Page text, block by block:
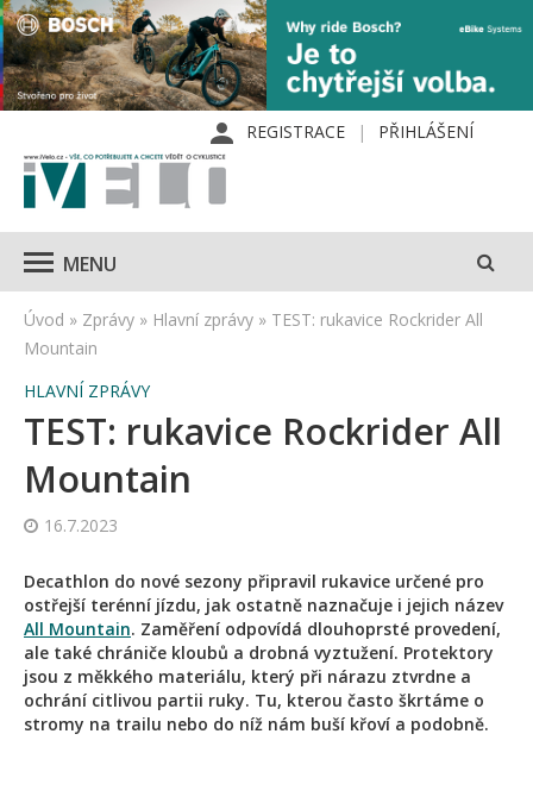
REGISTRACE PŘIHLÁŠENÍ
MENU
Úvod » Zprávy » Hlavní zprávy » TEST: rukavice Rockrider All
Mountain
HLAVNÍ ZPRÁVY
TEST: rukavice Rockrider All
Mountain
16.7.2023
Decathlon do nové sezony připravil rukavice určené pro
ostřejší terénní jízdu, jak ostatně naznačuje i jejich název
All Mountain. Zaměření odpovídá dlouhoprsté provedení,
ale také chrániče kloubů a drobná vyztužení. Protektory
jsou z měkkého materiálu, který při nárazu ztvrdne a
ochrání citlivou partii ruky. Tu, kterou často škrtáme o
stromy na trailu nebo do níž nám buší křoví a podobně.